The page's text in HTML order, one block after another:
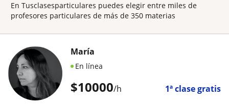
En Tusclasesparticulares puedes elegir entre miles de
profesores particulares de más de 350 materias
$10000/h 1ª clase gratis
María
En línea